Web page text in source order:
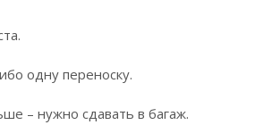
одну переноску.
– нужно сдавать в багаж.